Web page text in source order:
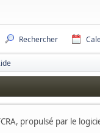
Rechercher
propulsé par le